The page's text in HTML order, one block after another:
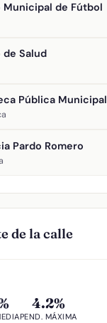
Municipal de Fútbol
Salud
Pública Municipal
Pardo Romero
de la calle
4.2%
PEND. MÁXIMA